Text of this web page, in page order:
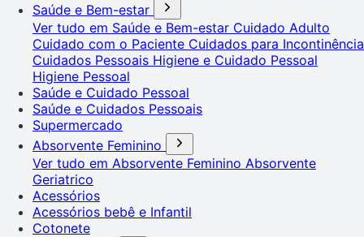
Saúde e Bem-estar
Ver tudo em Saúde e Bem-estar Cuidado Adulto
Cuidado com o Paciente Cuidados para Incontinência
Cuidados Pessoais Higiene e Cuidado Pessoal
Higiene Pessoal
Saúde e Cuidado Pessoal
Saúde e Cuidados Pessoais
Supermercado
Absorvente Feminino
Ver tudo em Absorvente Feminino Absorvente
Geriatrico
Acessórios
Acessórios bebê e Infantil
Cotonete